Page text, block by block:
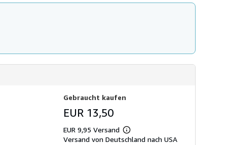
Gebraucht kaufen
EUR 13,50
EUR 9,95 Versand
Weitere
Informationen
Versand von Deutschland nach USA